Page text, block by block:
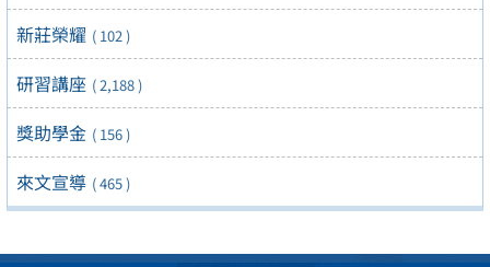
新莊榮耀 ( 102 )
研習講座 ( 2,188 )
獎助學金 ( 156 )
來文宣導 ( 465 )